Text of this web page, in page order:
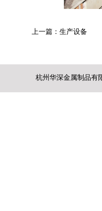
上一篇： 生产设备
杭州华深金属制品